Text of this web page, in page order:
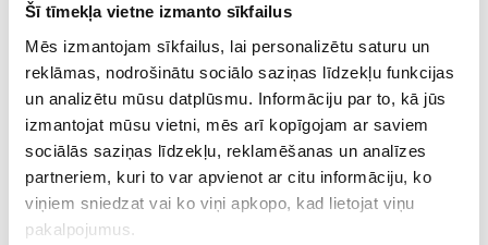
Šī tīmekļa vietne izmanto sīkfailus
Mēs izmantojam sīkfailus, lai personalizētu saturu un
reklāmas, nodrošinātu sociālo saziņas līdzekļu funkcijas
un analizētu mūsu datplūsmu. Informāciju par to, kā jūs
izmantojat mūsu vietni, mēs arī kopīgojam ar saviem
sociālās saziņas līdzekļu, reklamēšanas un analīzes
partneriem, kuri to var apvienot ar citu informāciju, ko
viņiem sniedzat vai ko viņi apkopo, kad lietojat viņu
pakalpojumus.
T2CB44-63 600/5
cl.0,2s 10VA
AVAILABILITY Available on backorder
SKU 28192U6460